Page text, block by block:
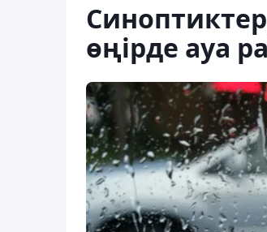
өңірде ауа